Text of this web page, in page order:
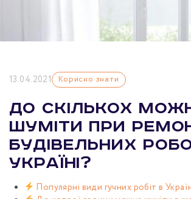
13.04.2021 Корисно знати
До скількох
шуміти при
будівельних
Україні?
Популярні види гучних робіт в